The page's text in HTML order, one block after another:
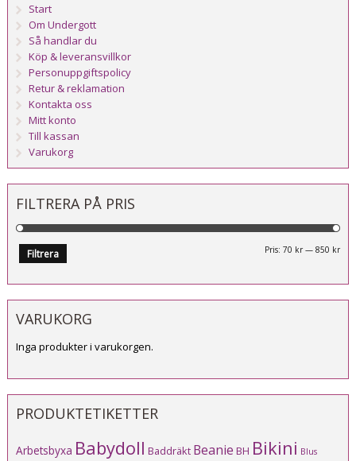
Start
Om Undergott
Så handlar du
Köp & leveransvillkor
Personuppgiftspolicy
Retur & reklamation
Kontakta oss
Mitt konto
Till kassan
Varukorg
FILTRERA PÅ PRIS
Filtrera Pris:70 kr —850 kr
VARUKORG
Inga produkter i varukorgen.
PRODUKTETIKETTER
Arbetsbyxa Babydoll Baddräkt Beanie BH Bikini Blus